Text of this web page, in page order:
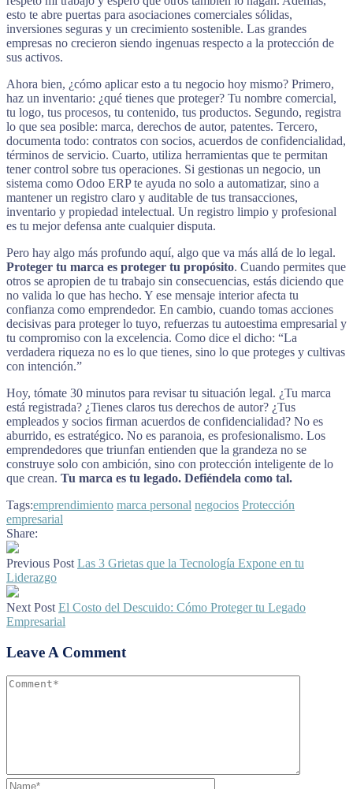
esto te abre puertas para asociaciones comerciales sólidas,
inversiones seguras y un crecimiento sostenible. Las grandes
empresas no crecieron siendo ingenuas respecto a la protección de
sus activos.
Ahora bien, ¿cómo aplicar esto a tu negocio hoy mismo? Primero,
haz un inventario: ¿qué tienes que proteger? Tu nombre comercial,
tu logo, tus procesos, tu contenido, tus productos. Segundo, registra
lo que sea posible: marca, derechos de autor, patentes. Tercero,
documenta todo: contratos con socios, acuerdos de confidencialidad,
términos de servicio. Cuarto, utiliza herramientas que te permitan
tener control sobre tus operaciones. Si gestionas un negocio, un
sistema como Odoo ERP te ayuda no solo a automatizar, sino a
mantener un registro claro y auditable de tus transacciones,
inventario y propiedad intelectual. Un registro limpio y profesional
es tu mejor defensa ante cualquier disputa.
Pero hay algo más profundo aquí, algo que va más allá de lo legal.
Proteger tu marca es proteger tu propósito. Cuando permites que
otros se apropien de tu trabajo sin consecuencias, estás diciendo que
no valida lo que has hecho. Y ese mensaje interior afecta tu
confianza como emprendedor. En cambio, cuando tomas acciones
decisivas para proteger lo tuyo, refuerzas tu autoestima empresarial y
tu compromiso con la excelencia. Como dice el dicho: “La
verdadera riqueza no es lo que tienes, sino lo que proteges y cultivas
con intención.”
Hoy, tómate 30 minutos para revisar tu situación legal. ¿Tu marca
está registrada? ¿Tienes claros tus derechos de autor? ¿Tus
empleados y socios firman acuerdos de confidencialidad? No es
aburrido, es estratégico. No es paranoia, es profesionalismo. Los
emprendedores que triunfan entienden que la grandeza no se
construye solo con ambición, sino con protección inteligente de lo
que crean. Tu marca es tu legado. Defiéndela como tal.
Tags:emprendimiento marca personal negocios Protección
empresarial
Share:
Previous Post Las 3 Grietas que la Tecnología Expone en tu
Liderazgo
Next Post El Costo del Descuido: Cómo Proteger tu Legado
Empresarial
Leave A Comment